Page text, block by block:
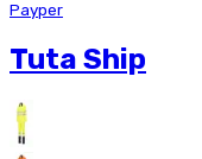
Payper
Tuta Ship